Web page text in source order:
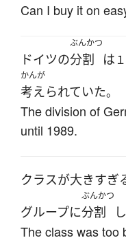
Can I buy it on
ドイツの
ぶんかつ
分割 は
かんが
考えられていた。
The division of
until 1989.
クラスが大きすぎ
グループに
ぶんかつ
分割
The class was too